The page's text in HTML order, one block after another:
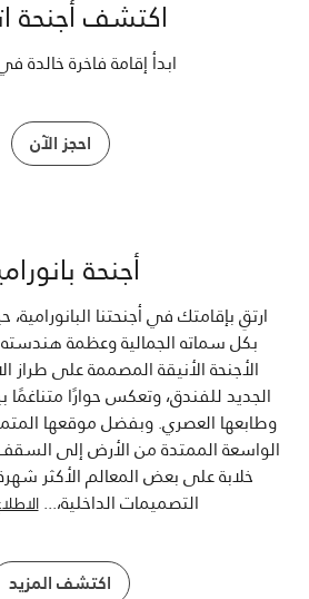
اكتشف أجنحة
ابدأ إقامة فاخرة خالدة
احجز الآن
أجنحة
ارتقِ بإقامتك في أجنحتنا
بكل سماته الجمالية وعظمة
الأجنحة الأنيقة المصممة على طراز
الجديد للفندق، وتعكس حوارًا متناغمًا
وطابعها العصري. وبفضل موقعها
الواسعة الممتدة من الأرض إلى
خلابة على بعض المعالم الأكثر
التصميمات الداخلية،...
اكتشف المزيد